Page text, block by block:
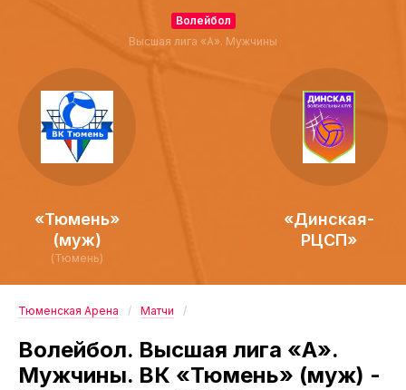
«Тюмень»
(муж)
(Тюмень)
Волейбол
Высшая лига «А». Мужчины
«Динская-
РЦСП»
Тюменская Арена Матчи
Волейбол. Высшая лига «А».
Мужчины. ВК «Тюмень» (муж) -